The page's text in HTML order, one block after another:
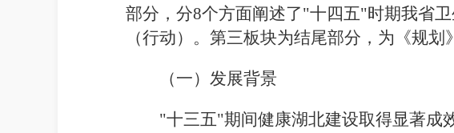
部分，分8个方面阐述了"十四五"时期我省
（行动）。第三板块为结尾部分，为《规划
（一） 发展背景
"十三五"期间健康湖北建设取得显著成